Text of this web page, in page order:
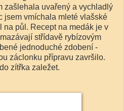
zašlehala uvařený a vychladlý
jsem vmíchala mleté vlašské
na půl. Recept na medák je v
střídavě rybízovým
jednoduché zdobení -
záclonku přípravu završilo.
zítřka zaležet.